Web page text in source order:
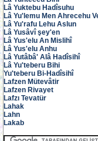
Lâ Yuktebu Hadîsuhu
Lâ Yu'lemu Men Ahrecehu
Lâ Yu'rafu Lehu Aslun
Lâ Yusâvî şey'en
Lâ Yus'elu An Mislihî
Lâ Yus'elu Anhu
Lâ Yutâbâ' Alâ Hadîsihî
Lâ Yu'teberu Bihi
Yu'teberu Bi-Hadîsihî
Lafzen Mütevâtir
Lafzen Rivayet
Lafzı Tevatür
Lahak
Lahn
Lakab